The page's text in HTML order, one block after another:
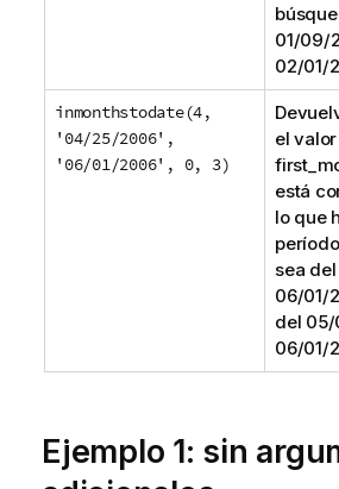
01/09/
02/01/
inmonthstodate(4,
'04/25/2006',
'06/01/2006', 0, 3)
el
está
lo que
sea del
06/01/
del 05/
06/01/
Ejemplo 1: sin